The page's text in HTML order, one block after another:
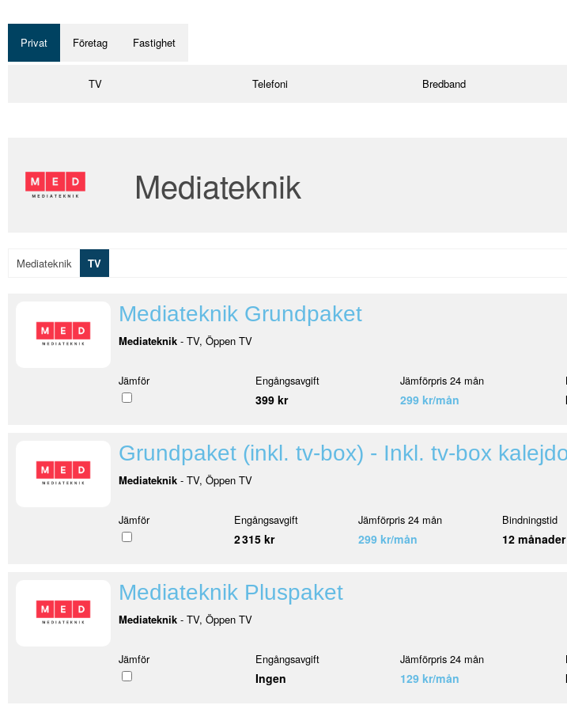
Privat Företag Fastighet
TV Telefoni Bredband
Mediateknik
Mediateknik TV
Mediateknik Grundpaket
Mediateknik - TV, Öppen TV
Jämför Engångsavgift
399 kr
Jämförpris 24 mån
299 kr/mån
Grundpaket (inkl. tv-box) - Inkl. tv-box
Mediateknik - TV, Öppen TV
Jämför Engångsavgift
2 315 kr
Jämförpris 24 mån
299 kr/mån
Bindningstid
12 månader
Mediateknik Pluspaket
Mediateknik - TV, Öppen TV
Jämför Engångsavgift
Ingen
Jämförpris 24 mån
129 kr/mån